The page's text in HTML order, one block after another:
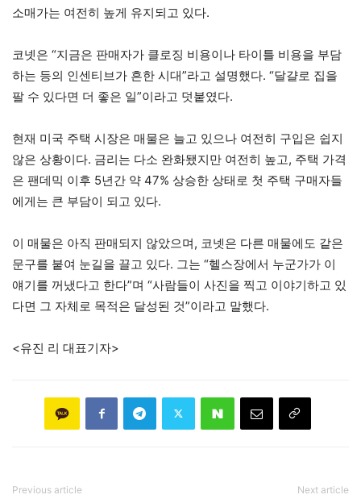
소매가는 여전히 높게 유지되고 있다.
코넷은 “지금은 판매자가 클로징 비용이나 타이틀 비용을 부담
하는 등의 인센티브가 흔한 시대”라고 설명했다. “달걀로 집을
팔 수 있다면 더 좋은 일”이라고 덧붙였다.
현재 미국 주택 시장은 매물은 늘고 있으나 여전히 구입은 쉽지
않은 상황이다. 금리는 다소 완화됐지만 여전히 높고, 주택 가격
은 팬데믹 이후 5년간 약 47% 상승한 상태로 첫 주택 구매자들
에게는 큰 부담이 되고 있다.
이 매물은 아직 판매되지 않았으며, 코넷은 다른 매물에도 같은
문구를 붙여 눈길을 끌고 있다. 그는 “헬스장에서 누군가가 이
얘기를 꺼냈다고 한다”며 “사람들이 사진을 찍고 이야기하고 있
다면 그 자체로 목적은 달성된 것”이라고 말했다.
<유진 리 대표기자>
Previous article Next article